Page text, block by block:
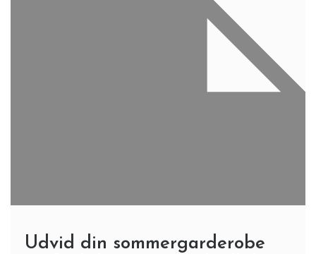
Udvid din sommergarderobe